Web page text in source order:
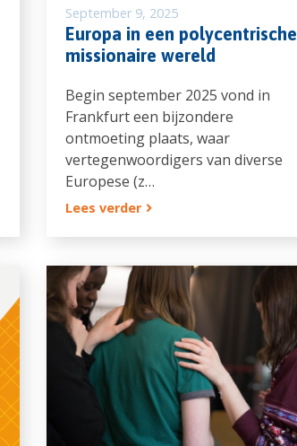
September 9, 2025
Europa in een polycentrische
missionaire wereld
Begin september 2025 vond in
Frankfurt een bijzondere
ontmoeting plaats, waar
vertegenwoordigers van diverse
Europese (z…
Lees verder